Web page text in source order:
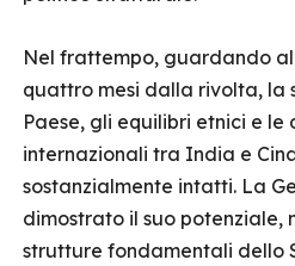
Nel frattempo, guardando
quattro mesi dalla rivolta, la
Paese, gli equilibri etnici e le
internazionali tra India e
sostanzialmente intatti. La
dimostrato il suo potenziale,
strutture fondamentali dello